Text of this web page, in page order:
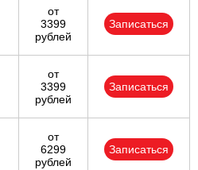
от
3399
рублей
Записаться
от
3399
рублей
Записаться
от
6299
рублей
Записаться